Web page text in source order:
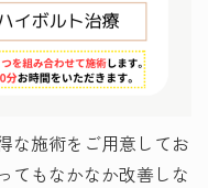
な施術をご用意してお
てもなかなか改善しな